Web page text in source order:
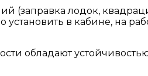
(заправка лодок,
в кабине, на
обладают